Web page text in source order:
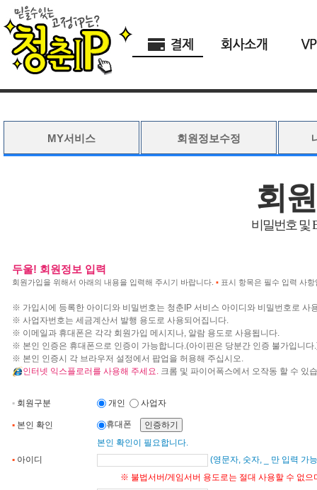
MY서비스 회원정보수정
회
비밀번호 및
두울! 회원정보 입력
회원가입을 위해서 아래의 내용을 입력해 주시기 바랍니다. ▪ 표시 항목은 필수 입력 사항
※ 가입시에 등록한 아이디와 비밀번호는 청춘IP 서비스 아이디와 비밀번호로 사
※ 사업자번호는 세금계산서 발행 용도로 사용되어집니다.
※ 이메일과 휴대폰은 각각 회원가입 메시지나, 알람 용도로 사용됩니다.
※ 본인 인증은 휴대폰으로 인증이 가능합니다.(아이핀은 당분간 인증 불가입니다
※ 본인 인증시 각 브라우저 설정에서 팝업을 허용해 주십시오.
인터넷 익스플로러를 사용해 주세요. 크롬 및 파이어폭스에서 오작동 할 수 있
▪ 회원구분 개인 사업자
▪ 본인 확인
휴대폰
본인 확인이 필요합니다.
▪ 아이디
(영문자, 숫자, _ 만 입력 가
※ 불법서버/게임서버 용도로는 절대 사용할 수 없으